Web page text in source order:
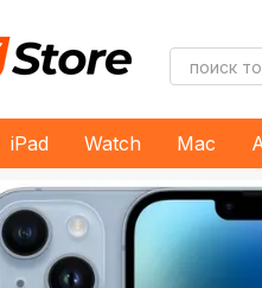
iPad Watch Mac